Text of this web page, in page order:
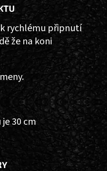
rychlému připnutí
že na koni
30 cm